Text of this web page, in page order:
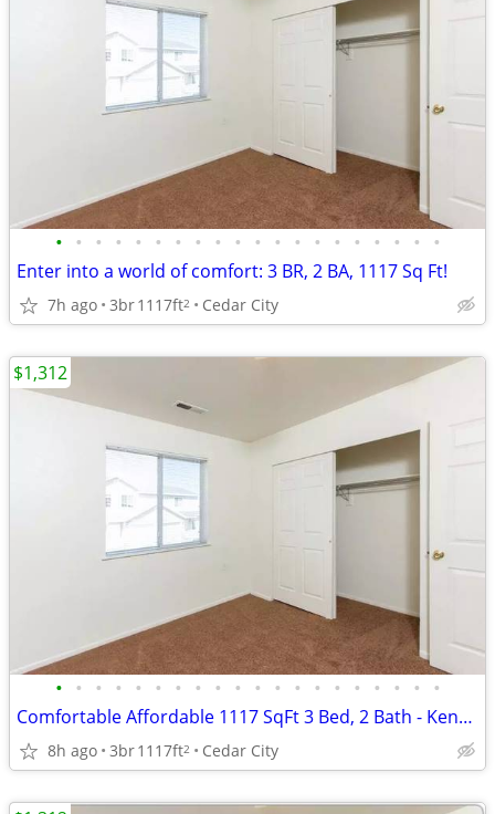
• • • • • • • • • • • • • • • • • • • •
Enter into a world of comfort: 3 BR, 2 BA, 1117 Sq Ft!
7h ago 3br1117ft2 Cedar City
• • • • • • • • • • • • • • • • • • • •
Comfortable Affordable 1117 SqFt 3 Bed, 2 Bath - Kensington Place
8h ago 3br1117ft2 Cedar City
$1,312